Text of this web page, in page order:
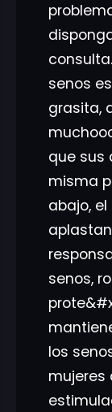
senos
grasita,
que sus
misma
abajo,
senos,
los
mujeres